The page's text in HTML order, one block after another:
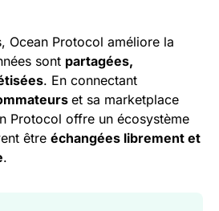
Ocean Protocol améliore la
sont partagées,
. En connectant
et sa marketplace
Protocol offre un écosystème
être échangées librement et
.